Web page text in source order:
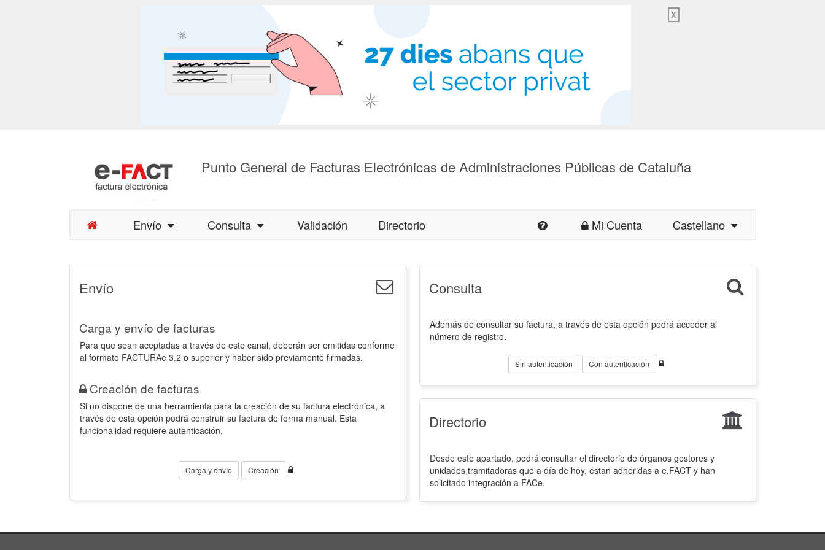
X
Punto General de Facturas Electrónicas de Administraciones Públicas de Cataluña
Envío Consulta Validación Directorio Mi Cuenta Castellano
Envío
Carga y envío de facturas
Para que sean aceptadas a través de este canal, deberán ser emitidas conforme
al formato FACTURAe 3.2 o superior y haber sido previamente firmadas.
Creación de facturas
Si no dispone de una herramienta para la creación de su factura electrónica, a
través de esta opción podrá construir su factura de forma manual. Esta
funcionalidad requiere autenticación.
Carga y envío Creación
Consulta
Además de consultar su factura, a través de esta opción podrá acceder al
número de registro.
Sin autenticación Con autenticación
Directorio
Desde este apartado, podrá consultar el directorio de órganos gestores y
unidades tramitadoras que a día de hoy, estan adheridas a e.FACT y han
solicitado integración a FACe.